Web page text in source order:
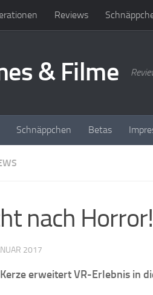
Reviews
& Filme
Schnäppchen Betas
nach Horror!
2017
erweitert VR-Erlebnis in